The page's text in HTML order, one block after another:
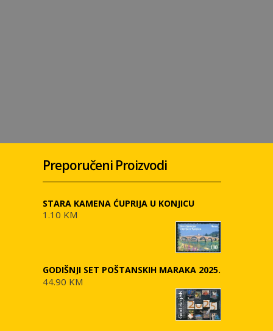
Preporučeni Proizvodi
STARA KAMENA ĆUPRIJA U KONJICU
1.10 KM
GODIŠNJI SET POŠTANSKIH MARAKA 2025.
44.90 KM